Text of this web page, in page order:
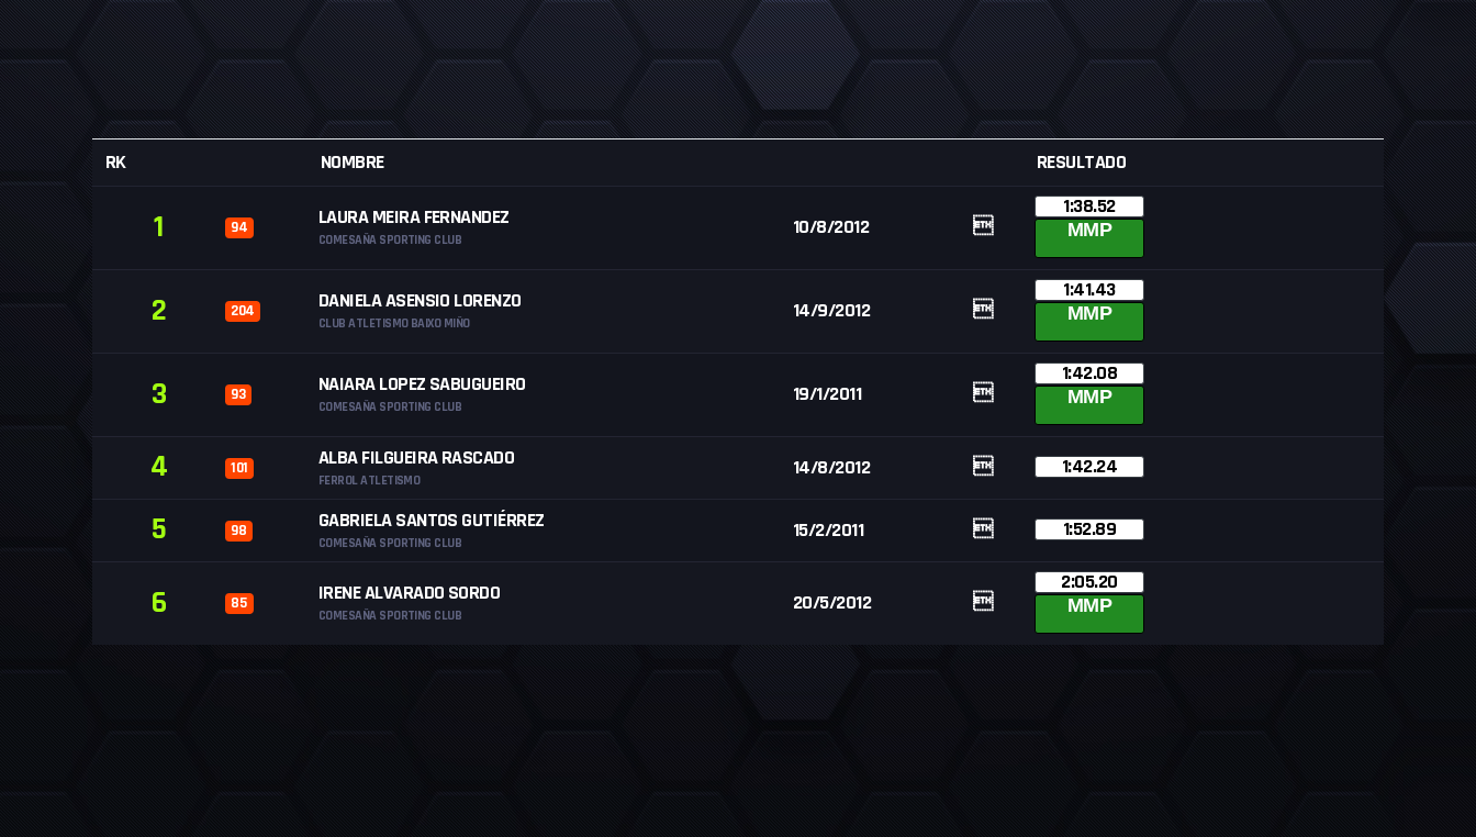
RK NOMBRE RESULTADO
1 94 LAURA MEIRA FERNANDEZ
COMESAÑA SPORTING CLUB
10/8/2012 
1:38.52
MMP
2 204 DANIELA ASENSIO LORENZO
CLUB ATLETISMO BAIXO MIÑO
14/9/2012 
1:41.43
MMP
3 93 NAIARA LOPEZ SABUGUEIRO
COMESAÑA SPORTING CLUB
19/1/2011 
1:42.08
MMP
4 101 ALBA FILGUEIRA RASCADO
FERROL ATLETISMO
14/8/2012  1:42.24
5 98 GABRIELA SANTOS GUTIÉRREZ
COMESAÑA SPORTING CLUB
15/2/2011  1:52.89
6 85 IRENE ALVARADO SORDO
COMESAÑA SPORTING CLUB
20/5/2012 
2:05.20
MMP